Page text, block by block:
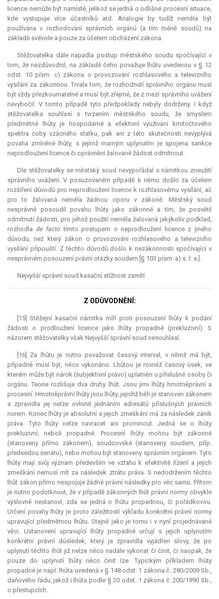
licence nemůže být namístě, jelikož se jedná o odlišné procesní situace,
kde vystupuje více účastníků atd. Analogie by tudíž neměla být
používána v rozhodování správních orgánů (a tím méně soudů) na
základě svévole a pouze za účelem obcházení zákona.
Stěžovatelka dále napadla postup městského soudu spočívající v
tom, že nezdůvodnil, na základě čeho považuje lhůtu uvedenou v § 12
odst. 10 písm. c) zákona o provozování rozhlasového a televizního
vysílání za zákonnou. Trvala tom, že rozhodnutí správního orgánu musí
být vždy přezkoumatelné a musí být zřejmé, že z mezí správního uvážení
nevybočil. V tomto případě tyto předpoklady nebyly dodrženy. I když
stěžovatelka souhlasí s tvrzením městského soudu, že smyslem
předmětné lhůty je hospodárné a efektivní využívání kmitočtového
spektra coby vzácného statku, pak ani z této skutečnosti nevyplývá
povaha zmíněné lhůty, s jejímž marným uplynutím je spojena sankce
neprodloužení licence či oprávnění žalované žádost odmítnout.
Dle stěžovatelky se městský soud nevypořádal s námitkou zneužití
správního uvážení. V posuzovaném případě k němu došlo za účelem
rozšíření důvodů pro neprodloužení licence k rozhlasovému vysílání, ač
pro to žalovaná neměla žádnou oporu v zákoně. Městský soud
nesprávně posoudil povahu lhůty jako zákonné a tím, že posvětil
odmítnutí žádosti, pro jehož použití neměla žalovaná jakýkoliv podklad,
rozhodla de facto tímto postupem o neprodloužení licence z jiného
důvodu, než který zákon o provozování rozhlasového a televizního
vysílání připouští. Z těchto důvodů došlo k nezákonnosti spočívající v
nesprávném posouzení právní otázky soudem [§ 103 písm. a) s. ř. s.].
Nejvyšší správní soud kasační stížnost zamítl.
Z ODŮVODNĚNÍ:
[15] Stěžejní kasační námitka míří proti posouzení lhůty k podání
žádosti o prodloužení licence jako lhůty propadné (prekluzivní). S
názorem stěžovatelky však Nejvyšší správní soud nesouhlasí.
[16] Za lhůtu je nutno považovat časový interval, v němž má být,
případně musí být, něco vykonáno. Lhůtou je rovněž časový úsek, ve
kterém může být nárok (subjektivní právo) uplatněn u příslušné osoby či
orgánu. Teorie rozlišuje dva druhy lhůt. Jsou jimi lhůty hmotněprávní a
procesní. Hmotněprávní lhůty jsou lhůty, jejichž běh je stanoven zákonem
a zpravidla jej nelze ovlivnit jednáním adresátů příslušných právních
norem. Konec lhůty je absolutní a jejich zmeškání má za následek zánik
práva. Tyto lhůty nelze navracet ani prominout. Jedná se o lhůty
prekluzivní, neboli propadné. Procesní lhůty mohou být zákonné
(stanoveny přímo zákonem), soudcovské (stanoveny soudem, příp.
předsedou senátu), nebo mohou být stanoveny správním orgánem. Tyto
lhůty mají svůj význam především ve vztahu k efektivitě řízení a jejich
zmeškání nemusí mít za následek ztrátu práva. S nedodržením těchto
lhůt zákon přímo nespojuje žádné právní následky pro věc samu. Přitom
je nutno podotknout, že v případě zákonných lhůt právní normy obvykle
výslovně nestanoví, zda se jedná o lhůtu propadnou, či pořádkovou.
Určení povahy lhůty je proto záležitostí výkladu konkrétní právní normy
upravující předmětnou lhůtu. Stejně jako je tomu i v nyní projednávané
věci. Ustanovení upravující lhůty propadné určují s jejich uplynutím
konkrétní právní důsledek, který je zpravidla vyjádřen slovy, že po
uplynutí těchto lhůt již nelze něco nadále vykonat či činit, či naopak, že
pouze do uplynutí lhůty něco činit lze. Typickým příkladem lhůty
propadné je např. lhůta uvedená v § 148 odst. 1 zákona č. 280/2009 Sb.,
daňového řádu, jakož i lhůta podle § 20 odst. 1 zákona č. 200/1990 Sb.,
o přestupcích.